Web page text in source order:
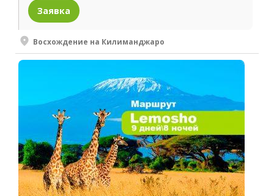
Заявка
Восхождение на Килиманджаро